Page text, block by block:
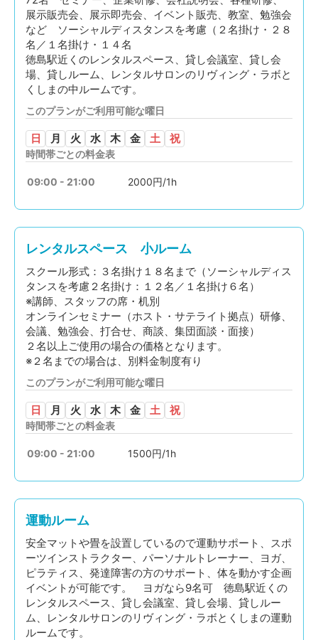
展示販売会、展示即売会、イベント販売、教室、勉強会
など ソーシャルディスタンスを考慮（２名掛け・２８
名／１名掛け・１４名
徳島駅近くのレンタルスペース、貸し会議室、貸し会
場、貸しルーム、レンタルサロンのリヴィング・ラボと
くしまの中ルームです。
このプランがご利用可能な曜日
日 月 火 水 木 金 土 祝
時間帯ごとの料金表
09:00 - 21:00 2000円/1h
レンタルスペース 小ルーム
スクール形式：３名掛け１８名まで（ソーシャルディス
タンスを考慮２名掛け：１２名／１名掛け６名）
※講師、スタッフの席・机別
オンラインセミナー（ホスト・サテライト拠点）研修、
会議、勉強会、打合せ、商談、集団面談・面接）
２名以上ご使用の場合の価格となります。
※２名までの場合は、別料金制度有り
このプランがご利用可能な曜日
日 月 火 水 木 金 土 祝
時間帯ごとの料金表
09:00 - 21:00 1500円/1h
運動ルーム
安全マットや畳を設置しているので運動サポート、スポ
ーツインストラクター、パーソナルトレーナー、ヨガ、
ピラティス、発達障害の方のサポート、体を動かす企画
イベントが可能です。 ヨガなら9名可 徳島駅近くの
レンタルスペース、貸し会議室、貸し会場、貸しルー
ム、レンタルサロンのリヴィング・ラボとくしまの運動
ルームです。